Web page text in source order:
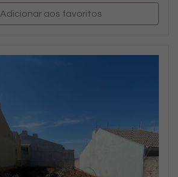
Adicionar aos favoritos